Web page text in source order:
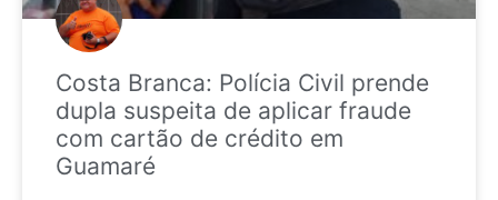
Costa Branca: Polícia Civil prende
dupla suspeita de aplicar fraude
com cartão de crédito em
Guamaré